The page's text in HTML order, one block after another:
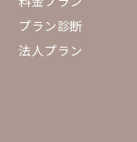
プラン診断
法人プラン